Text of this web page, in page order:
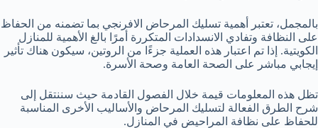
بالمجمل، تعتبر أهمية تسليك المرحاض الافرنجي بما تضمنه من الحفاظ
على النظافة وتفادي الانسدادات المتكررة أمرًا بالغ الأهمية للمنازل
الكويتية. إذا تم اعتبار هذه العملية جزءًا من الروتين، سيكون هناك تأثير
إيجابي مباشر على الصحة العامة وصحة الأسرة.
تظل هذه المعلومات قيمة خلال الفصول القادمة حيث سننتقل إلى
شرح الطرق الفعالة لتسليك المرحاض والأساليب الأخرى المناسبة
للحفاظ على نظافة المراحيض في المنازل.